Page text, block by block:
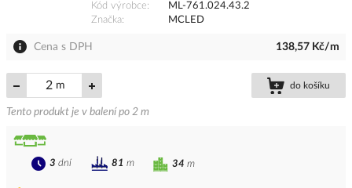
Kód výrobce
ML-761.024.43.2
Značka
MCLED
Cena s DPH 138,57 Kč/m
m do košíku
Tento produkt je v balení po 2 m
34 m
3 dní 81 m